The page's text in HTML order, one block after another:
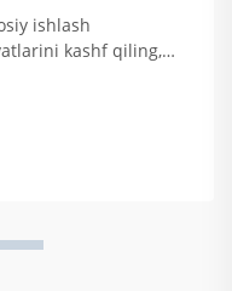
ishlash
kashf qiling,
qilishni